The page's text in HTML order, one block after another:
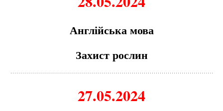
Англійська мова
Захист рослин
27.05.2024